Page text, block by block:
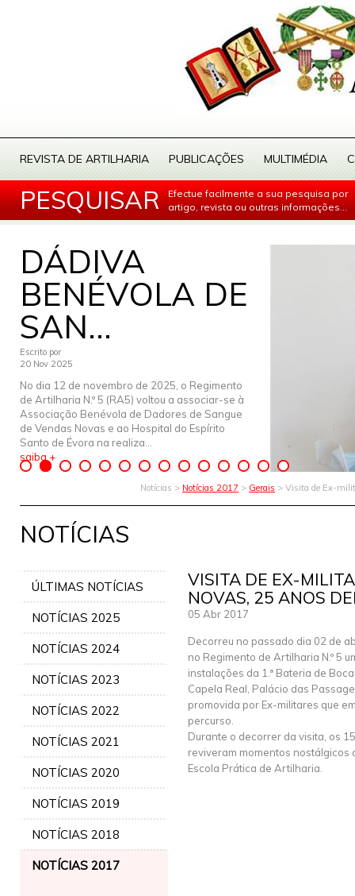
REVISTA DE ARTILHARIA PUBLICAÇÕES MULTIMÉDIA
PESQUISAR
Efectue facilmente a sua pesquisa por
artigo, revista ou outras informações...
DÁDIVA
BENÉVOLA DE
SAN...
Escrito por
20 Nov 2025
No dia 12 de novembro de 2025, o Regimento
de Artilharia N.º 5 (RA5) voltou a associar-se à
Associação Benévola de Dadores de Sangue
de Vendas Novas e ao Hospital do Espírito
Santo de Évora na realiza...
saiba +
Notícias > Notícias 2017 > Gerais > Visita de Ex-
NOTÍCIAS
ÚLTIMAS NOTÍCIAS
NOTÍCIAS 2025
NOTÍCIAS 2024
NOTÍCIAS 2023
NOTÍCIAS 2022
NOTÍCIAS 2021
NOTÍCIAS 2020
NOTÍCIAS 2019
NOTÍCIAS 2018
NOTÍCIAS 2017
VISITA DE EX-
NOVAS, 25 ANOS
05 Abr 2017
Decorreu no passado dia 02 de
no Regimento de Artilharia N.º 5
instalações da 1.ª Bateria de
Capela Real, Palácio das
promovida por Ex-militares que
percurso.
Durante o decorrer da visita, os
reviveram momentos nostálgicos
Escola Prática de Artilharia.